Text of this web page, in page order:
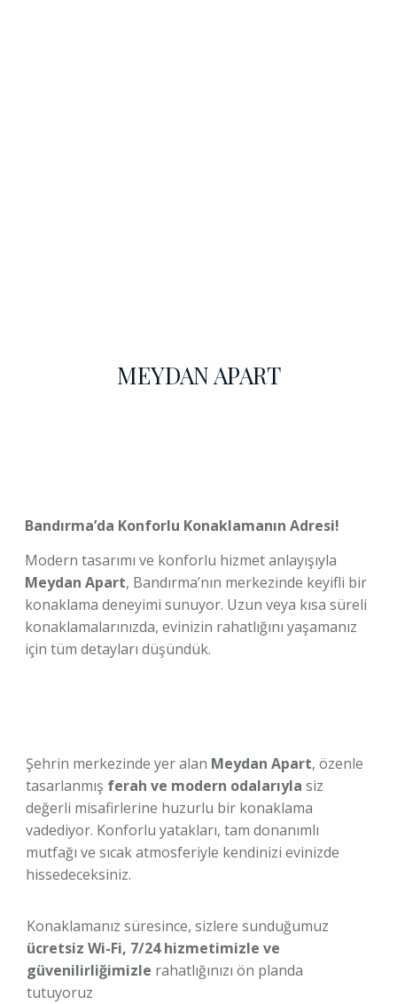
MEYDAN APART
Bandırma’da Konforlu Konaklamanın Adresi!
Modern tasarımı ve konforlu hizmet anlayışıyla
Meydan Apart, Bandırma’nın merkezinde keyifli bir
konaklama deneyimi sunuyor. Uzun veya kısa süreli
konaklamalarınızda, evinizin rahatlığını yaşamanız
için tüm detayları düşündük.
Şehrin merkezinde yer alan Meydan Apart, özenle
tasarlanmış ferah ve modern odalarıyla siz
değerli misafirlerine huzurlu bir konaklama
vadediyor. Konforlu yatakları, tam donanımlı
mutfağı ve sıcak atmosferiyle kendinizi evinizde
hissedeceksiniz.
Konaklamanız süresince, sizlere sunduğumuz
ücretsiz Wi-Fi, 7/24 hizmetimizle ve
güvenilirliğimizle rahatlığınızı ön planda
tutuyoruz